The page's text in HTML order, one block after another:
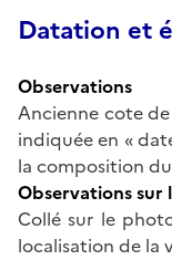
Datation et
Observations
Ancienne cote
indiquée en «
la composition
Observations sur
Collé sur le
localisation de la